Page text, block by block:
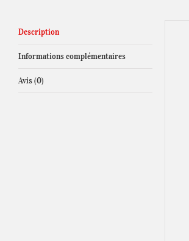
Description
Informations complémentaires
Avis (0)